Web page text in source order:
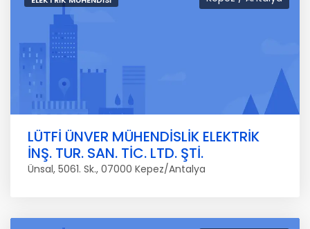
LÜTFİ ÜNVER MÜHENDİSLİK ELEKTRİK
İNŞ. TUR. SAN. TİC. LTD. ŞTİ.
Ünsal, 5061. Sk., 07000 Kepez/Antalya